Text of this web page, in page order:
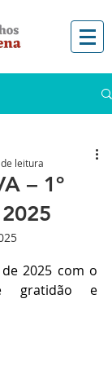
– 1º
leitura
estrelas.
2025 com o
gratidão e